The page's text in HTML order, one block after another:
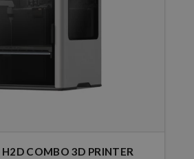
COMBO 3D PRINTER